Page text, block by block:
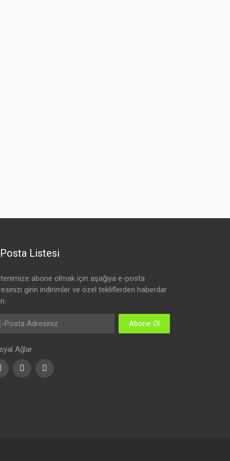
Listesi
abone olmak için aşağıya e-posta
girin indirimler ve özel tekliflerden haberdar
Abone Ol
Ağlar
YoutubeInstagram